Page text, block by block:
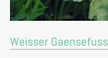
Weisser Gaensefuss